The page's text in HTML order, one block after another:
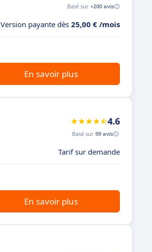
Basé sur +200 avis
Version payante dès 25,00 € /mois
En savoir plus
4.6
Basé sur 99 avis
Tarif sur demande
En savoir plus